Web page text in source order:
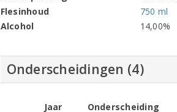
Flesinhoud
750 ml
Alcohol
14,00%
Onderscheidingen (4)
Jaar
Onderscheiding